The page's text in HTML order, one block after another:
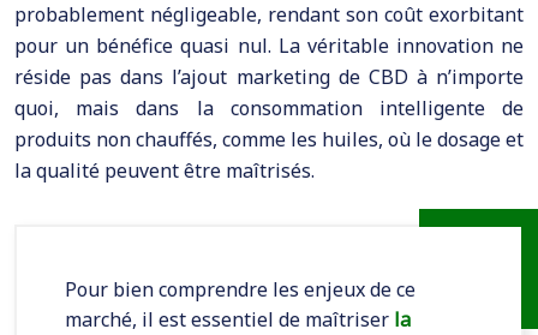
probablement négligeable, rendant son coût exorbitant
pour un bénéfice quasi nul. La véritable innovation ne
réside pas dans l’ajout marketing de CBD à n’importe
quoi, mais dans la consommation intelligente de
produits non chauffés, comme les huiles, où le dosage et
la qualité peuvent être maîtrisés.
Pour bien comprendre les enjeux de ce
marché, il est essentiel de maîtriser la